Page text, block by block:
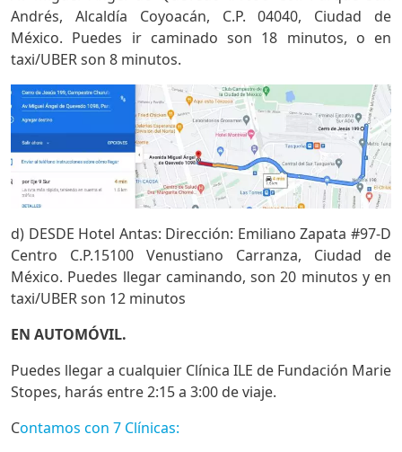
Andrés, Alcaldía Coyoacán, C.P. 04040, Ciudad de
México. Puedes ir caminado son 18 minutos, o en
taxi/UBER son 8 minutos.
d) DESDE Hotel Antas: Dirección: Emiliano Zapata #97-D
Centro C.P.15100 Venustiano Carranza, Ciudad de
México. Puedes llegar caminando, son 20 minutos y en
taxi/UBER son 12 minutos
EN AUTOMÓVIL.
Puedes llegar a cualquier Clínica ILE de Fundación Marie
Stopes, harás entre 2:15 a 3:00 de viaje.
Contamos con 7 Clínicas: